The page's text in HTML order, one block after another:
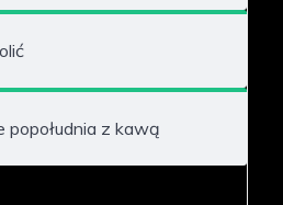
popołudnia z kawą